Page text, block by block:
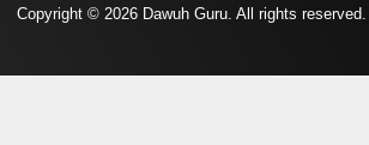
Copyright © 2026 Dawuh Guru. All rights reserved.